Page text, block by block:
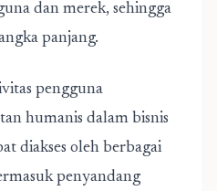
dan merek, sehingga
panjang.
pengguna
humanis dalam bisnis
diakses oleh berbagai
penyandang